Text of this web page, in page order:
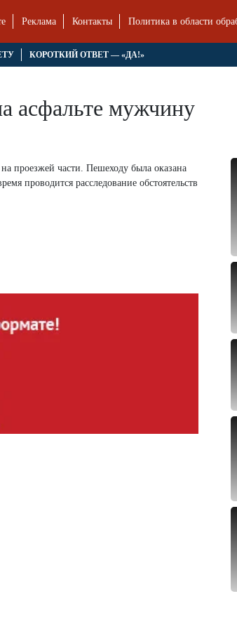
Реклама Контакты Политика в области
КОРОТКИЙ ОТВЕТ — «ДА!»
асфальте мужчину
проезжей части. Пешеходу была оказана
проводится расследование обстоятельств